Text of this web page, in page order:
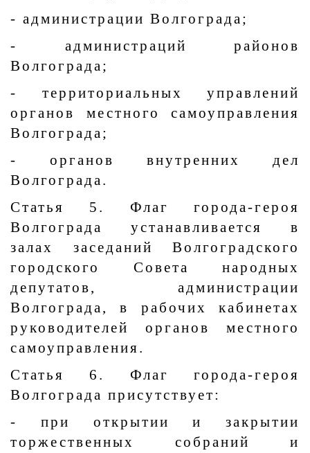
- администрации Волгограда;
- администраций районов
Волгограда;
- территориальных управлений
органов местного самоуправления
Волгограда;
- органов внутренних дел
Волгограда.
Статья 5. Флаг города-героя
Волгограда устанавливается в
залах заседаний Волгоградского
городского Совета народных
депутатов, администрации
Волгограда, в рабочих кабинетах
руководителей органов местного
самоуправления.
Статья 6. Флаг города-героя
Волгограда присутствует:
- при открытии и закрытии
торжественных собраний и